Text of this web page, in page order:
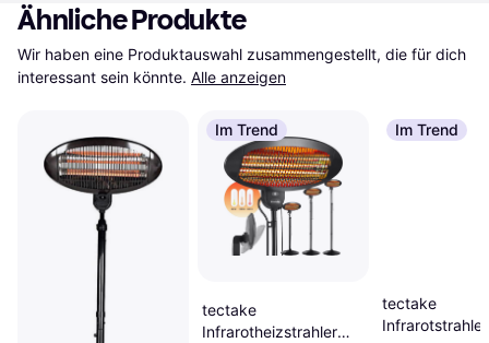
Ähnliche Produkte
Wir haben eine Produktauswahl zusammengestellt, die für dich
interessant sein könnte. Alle anzeigen
Im Trend
tectake
Infrarotheizstrahler
Im Trend
tectake